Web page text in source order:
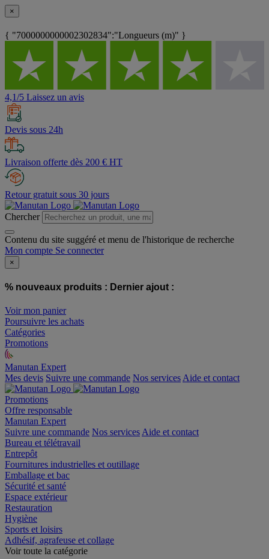
×
{ "7000000000002302834":"Longueurs (m)" }
4,1/5 Laissez un avis
Devis sous 24h
Livraison offerte dès 200 € HT
Retour gratuit sous 30 jours
Chercher
Contenu du site suggéré et menu de l'historique de recherche
Mon compte Se connecter
×
% nouveaux produits : Dernier ajout :
Voir mon panier
Poursuivre les achats
Catégories
Promotions
Manutan Expert
offre reconditionnée
Mes devis Suivre une commande Nos services
Promotions
Offre responsable
Manutan Expert
Suivre une commande
Bureau et télétravail
Entrepôt
Fournitures industrielles et outillage
Emballage et bac
Sécurité et santé
Espace extérieur
Restauration
Hygiène
Sports et loisirs
Adhésif, agrafeuse et collage